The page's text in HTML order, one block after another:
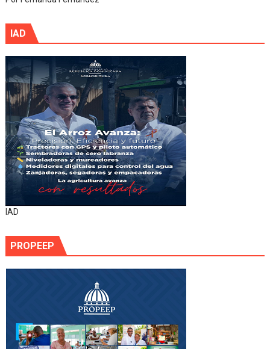
IAD
IAD
PROPEEP